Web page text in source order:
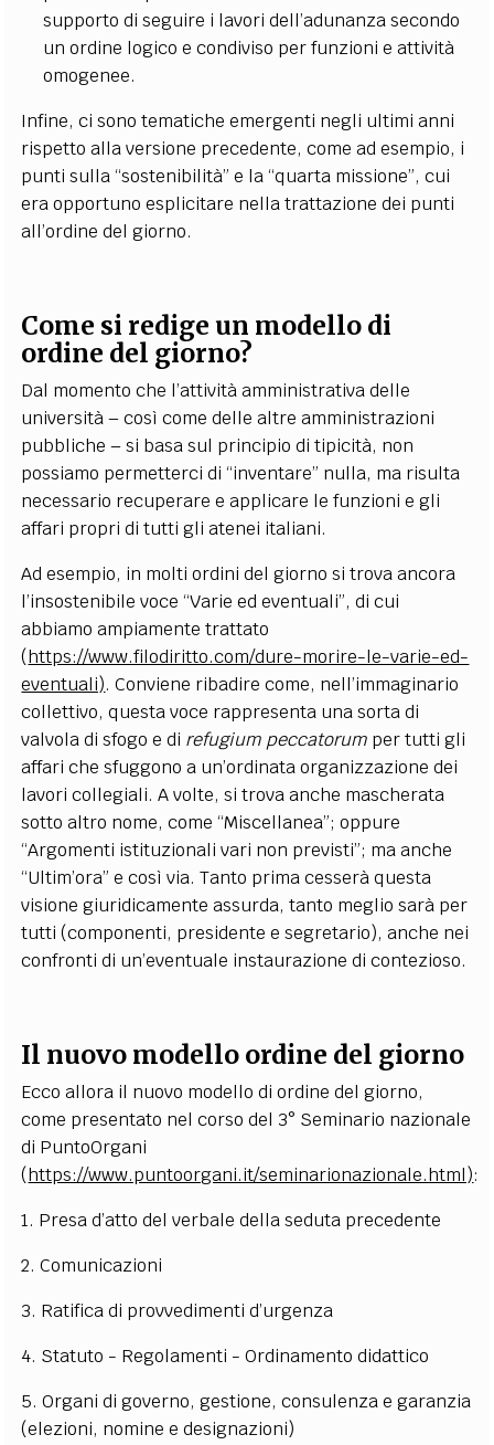
supporto di seguire i lavori dell’adunanza secondo
un ordine logico e condiviso per funzioni e attività
omogenee.
Infine, ci sono tematiche emergenti negli ultimi anni
rispetto alla versione precedente, come ad esempio, i
punti sulla “sostenibilità” e la “quarta missione”, cui
era opportuno esplicitare nella trattazione dei punti
all’ordine del giorno.
Come si redige un modello di
ordine del giorno?
Dal momento che l’attività amministrativa delle
università – così come delle altre amministrazioni
pubbliche – si basa sul principio di tipicità, non
possiamo permetterci di “inventare” nulla, ma risulta
necessario recuperare e applicare le funzioni e gli
affari propri di tutti gli atenei italiani.
Ad esempio, in molti ordini del giorno si trova ancora
l’insostenibile voce “Varie ed eventuali”, di cui
abbiamo ampiamente trattato
(https://www.filodiritto.com/dure-morire-le-varie-ed-
eventuali). Conviene ribadire come, nell’immaginario
collettivo, questa voce rappresenta una sorta di
valvola di sfogo e di refugium peccatorum per tutti gli
affari che sfuggono a un’ordinata organizzazione dei
lavori collegiali. A volte, si trova anche mascherata
sotto altro nome, come “Miscellanea”; oppure
“Argomenti istituzionali vari non previsti”; ma anche
“Ultim’ora” e così via. Tanto prima cesserà questa
visione giuridicamente assurda, tanto meglio sarà per
tutti (componenti, presidente e segretario), anche nei
confronti di un’eventuale instaurazione di contezioso.
Il nuovo modello ordine del giorno
Ecco allora il nuovo modello di ordine del giorno,
come presentato nel corso del 3° Seminario nazionale
di PuntoOrgani
(https://www.puntoorgani.it/seminarionazionale.html):
1. Presa d’atto del verbale della seduta precedente
2. Comunicazioni
3. Ratifica di provvedimenti d’urgenza
4. Statuto - Regolamenti - Ordinamento didattico
5. Organi di governo, gestione, consulenza e garanzia
(elezioni, nomine e designazioni)